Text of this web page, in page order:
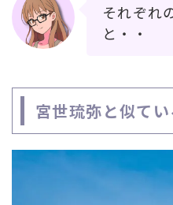
それぞれ
と・・
宮世琉弥と似て